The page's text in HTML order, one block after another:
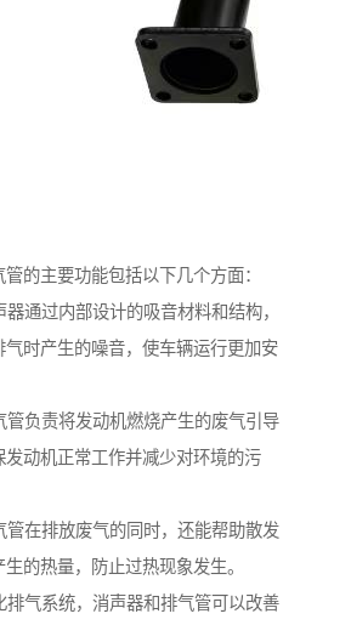
的主要功能包括以下几个方面：
通过内部设计的吸音材料和结构，
气时产生的噪音，使车辆运行更加安
管负责将发动机燃烧产生的废气引导
发动机正常工作并减少对环境的污
管在排放废气的同时，还能帮助散发
的热量，防止过热现象发生。
排气系统，消声器和排气管可以改善